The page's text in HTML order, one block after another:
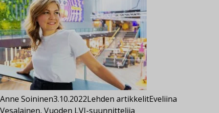
Anne Soininen3.10.2022Lehden artikkelitEveliina
Vesalainen, Vuoden LVI-suunnittelija